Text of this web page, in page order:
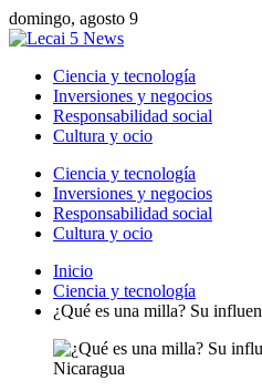
domingo, agosto 9
Ciencia y tecnología
Inversiones y negocios
Responsabilidad social
Cultura y ocio
Ciencia y tecnología
Inversiones y negocios
Responsabilidad social
Cultura y ocio
Inicio
Ciencia y tecnología
¿Qué es una milla? Su